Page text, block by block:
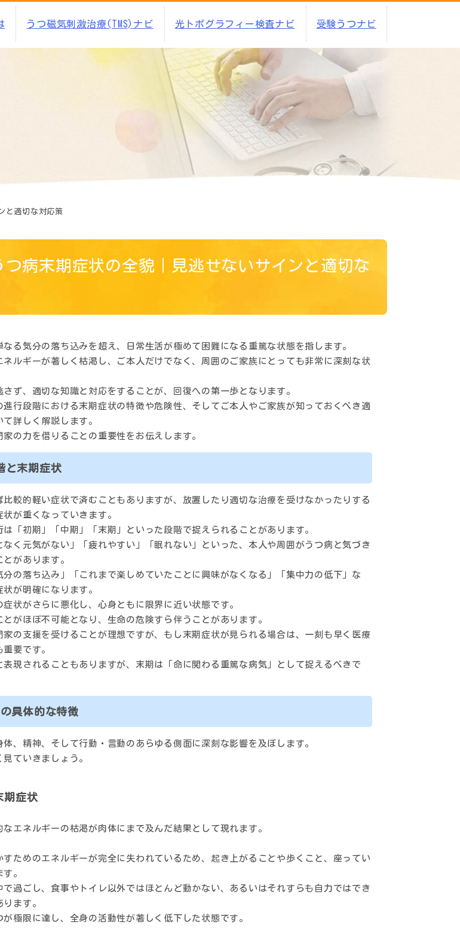
うつ磁気刺激治療(TMS)ナビ 光トポグラフィー検査ナビ 受験うつナビ
と適切な対応策
つ病末期症状の全貌｜見逃せないサインと適切な
る気分の落ち込みを超え、日常生活が極めて困難になる重篤な状態を指します。
ネルギーが著しく枯渇し、ご本人だけでなく、周囲のご家族にとっても非常に深刻な状
ず、適切な知識と対応をすることが、回復への第一歩となります。
進行段階における末期症状の特徴や危険性、そしてご本人やご家族が知っておくべき適
詳しく解説します。
の力を借りることの重要性をお伝えします。
と末期症状
比較的軽い症状で済むこともありますが、放置したり適切な治療を受けなかったりする
が重くなっていきます。
「初期」「中期」「末期」といった段階で捉えられることがあります。
く元気がない」「疲れやすい」「眠れない」といった、本人や周囲がうつ病と気づき
があります。
分の落ち込み」「これまで楽しめていたことに興味がなくなる」「集中力の低下」な
が明確になります。
状がさらに悪化し、心身ともに限界に近い状態です。
がほぼ不可能となり、生命の危険すら伴うことがあります。
家の支援を受けることが理想ですが、もし末期症状が見られる場合は、一刻も早く医療
要です。
表現されることもありますが、末期は「命に関わる重篤な病気」として捉えるべきで
具体的な特徴
、精神、そして行動・言動のあらゆる側面に深刻な影響を及ぼします。
ていきましょう。
期症状
エネルギーの枯渇が肉体にまで及んだ結果として現れます。
すためのエネルギーが完全に失われているため、起き上がることや歩くこと、座ってい
。
で過ごし、食事やトイレ以外ではほとんど動かない、あるいはそれすらも自力ではでき
ます。
極限に達し、全身の活動性が著しく低下した状態です。